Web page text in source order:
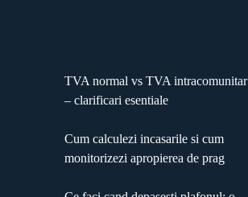
TVA normal vs TVA intracomunitar
– clarificari esentiale
Cum calculezi incasarile si cum
monitorizezi apropierea de prag